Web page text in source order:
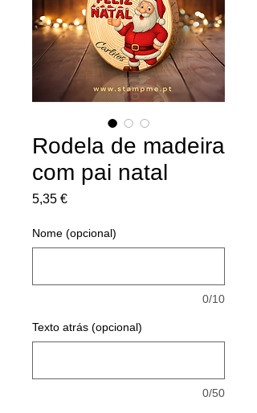
Rodela de madeira
com pai natal
5,35 €Preço
Nome (opcional)
0/10
Texto atrás (opcional)
0/50